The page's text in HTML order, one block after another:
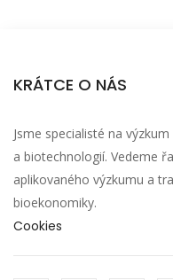
KRÁTCE O NÁS
Jsme specialisté na
a biotechnologií. Vedeme
aplikovaného výzkumu a
bioekonomiky.
Cookies